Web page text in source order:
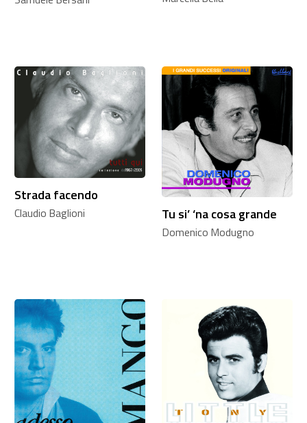
Strada facendo
Claudio Baglioni Tu si’ ‘na cosa grande
Domenico Modugno